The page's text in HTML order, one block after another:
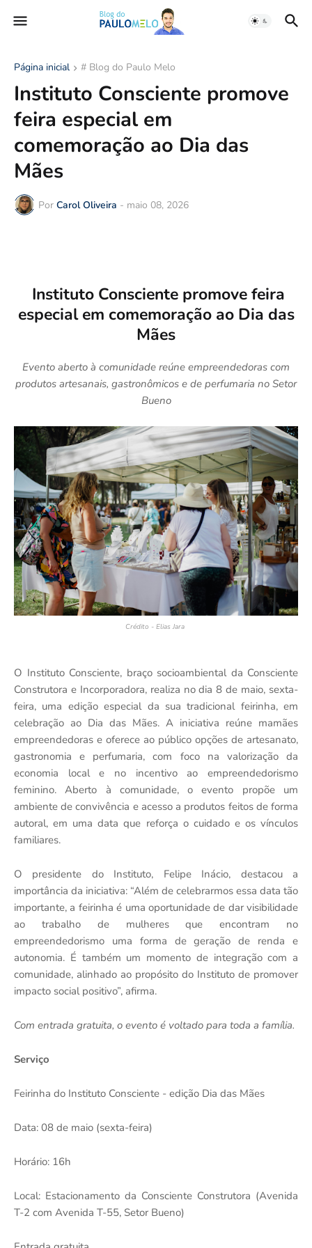
Página inicial # Blog do Paulo Melo
Instituto Consciente promove
feira especial em
comemoração ao Dia das
Mães
Por Carol Oliveira - maio 08, 2026
Instituto Consciente promove feira
especial em comemoração ao Dia das
Mães
Evento aberto à comunidade reúne empreendedoras com
produtos artesanais, gastronômicos e de perfumaria no Setor
Bueno
Crédito - Elias Jara
O Instituto Consciente, braço socioambiental da Consciente
Construtora e Incorporadora, realiza no dia 8 de maio, sexta-
feira, uma edição especial da sua tradicional feirinha, em
celebração ao Dia das Mães. A iniciativa reúne mamães
empreendedoras e oferece ao público opções de artesanato,
gastronomia e perfumaria, com foco na valorização da
economia local e no incentivo ao empreendedorismo
feminino. Aberto à comunidade, o evento propõe um
ambiente de convivência e acesso a produtos feitos de forma
autoral, em uma data que reforça o cuidado e os vínculos
familiares.
O presidente do Instituto, Felipe Inácio, destacou a
importância da iniciativa: “Além de celebrarmos essa data tão
importante, a feirinha é uma oportunidade de dar visibilidade
ao trabalho de mulheres que encontram no
empreendedorismo uma forma de geração de renda e
autonomia. É também um momento de integração com a
comunidade, alinhado ao propósito do Instituto de promover
impacto social positivo”, afirma.
Com entrada gratuita, o evento é voltado para toda a família.
Serviço
Feirinha do Instituto Consciente - edição Dia das Mães
Data: 08 de maio (sexta-feira)
Horário: 16h
Local: Estacionamento da Consciente Construtora (Avenida
T-2 com Avenida T-55, Setor Bueno)